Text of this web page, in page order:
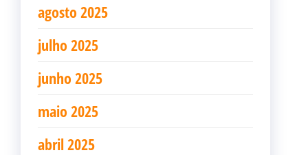
agosto 2025
julho 2025
junho 2025
maio 2025
abril 2025